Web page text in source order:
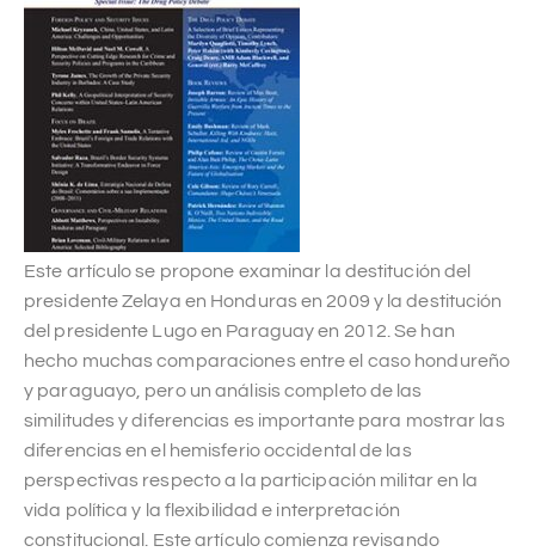
Este artículo se propone examinar la destitución del
presidente Zelaya en Honduras en 2009 y la destitución
del presidente Lugo en Paraguay en 2012. Se han
hecho muchas comparaciones entre el caso hondureño
y paraguayo, pero un análisis completo de las
similitudes y diferencias es importante para mostrar las
diferencias en el hemisferio occidental de las
perspectivas respecto a la participación militar en la
vida política y la flexibilidad e interpretación
constitucional. Este artículo comienza revisando